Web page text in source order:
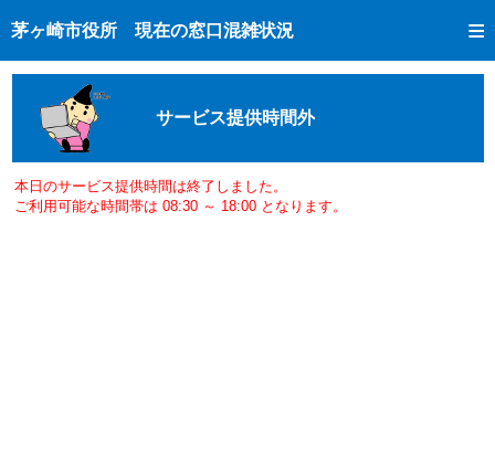
茅ヶ崎市役所 現在の窓口混雑状況
トップページへ
ご利用方法
現在の窓口混雑状況
混雑予想カレンダー
窓口受付状況
サービス提供時間外
本日のサービス提供時間は終了しました。
ご利用可能な時間帯は 08:30 ～ 18:00 となります。